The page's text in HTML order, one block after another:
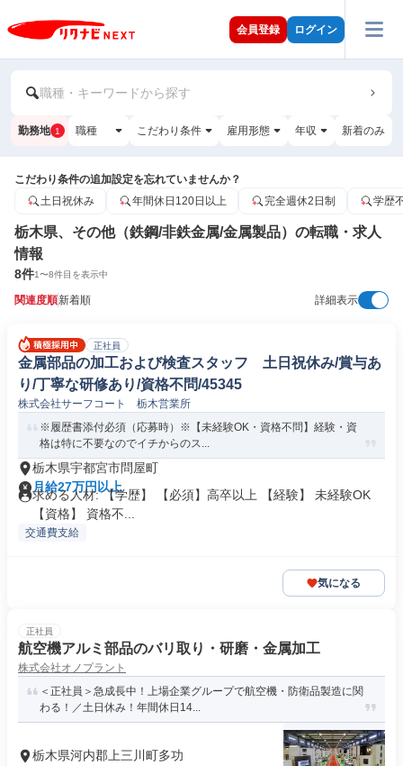
会員登録 ログイン
職種・キーワードから探す
勤務地 1 職種 こだわり条件 雇用形態 年収 新着のみ
こだわり条件の追加設定を忘れていませんか？
土日祝休み
年間休日120日以上 完全週休2日制 学歴
栃木県、その他（鉄鋼/非鉄金属/金属製品）の転職・求人
情報
8件1〜8件目を表示中
関連度順新着順 詳細表示
正社員
金属部品の加工および検査スタッフ 土日祝休み/賞与あ
り/丁寧な研修あり/資格不問/45345
株式会社サーフコート 栃木営業所
※履歴書添付必須（応募時）※【未経験OK・資格不問】経験・資
格は特に不要なのでイチからのス...
栃木県宇都宮市問屋町
月給27万円以上
求める人材: 【学歴】 【必須】高卒以上 【経験】 未経験OK
【資格】 資格不...
交通費支給
気になる
正社員
航空機アルミ部品のバリ取り・研磨・金属加工
株式会社オノプラント
＜正社員＞急成長中！上場企業グループで航空機・防衛品製造に関
わる！／土日休み！年間休日14...
栃木県河内郡上三川町多功